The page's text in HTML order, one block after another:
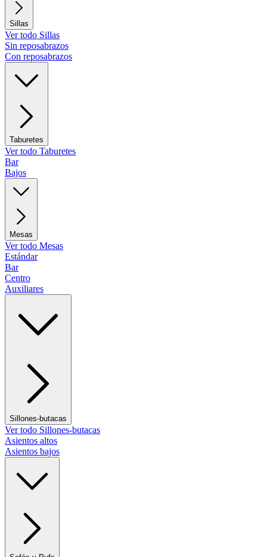
Sillas
Ver todo Sillas
Sin reposabrazos
Con reposabrazos
Taburetes
Ver todo Taburetes
Bar
Bajos
Mesas
Ver todo Mesas
Estándar
Bar
Centro
Auxiliares
Sillones-butacas
Ver todo Sillones-butacas
Asientos altos
Asientos bajos